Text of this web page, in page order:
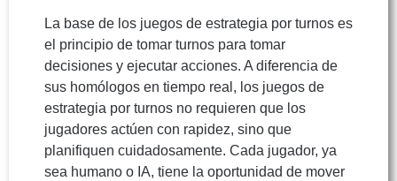
La base de los juegos de estrategia por turnos es
el principio de tomar turnos para tomar
decisiones y ejecutar acciones. A diferencia de
sus homólogos en tiempo real, los juegos de
estrategia por turnos no requieren que los
jugadores actúen con rapidez, sino que
planifiquen cuidadosamente. Cada jugador, ya
sea humano o IA, tiene la oportunidad de mover